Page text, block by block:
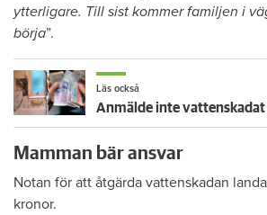
ytterligare. Till sist kommer familjen i
börja”.
Läs också
Mamman bär ansvar
Notan för att åtgärda vattenskadan
kronor.